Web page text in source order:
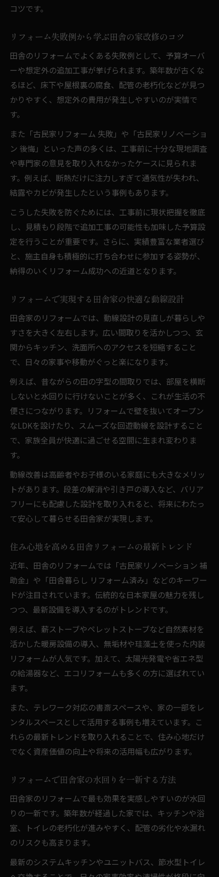
コツです。
リフォーム失敗例から学ぶ田舎の家改修のコツ
田舎のリフォームでよくある失敗例として、予算オーバ
ーや想定外の追加工事が挙げられます。築年数が古くな
るほど、床下や屋根裏の腐食、配管の老朽化などが見つ
かりやすく、想定外の費用が発生しやすいのが実情で
す。
また「古民家リフォーム 失敗」や「古民家リノベーショ
ン 後悔」といった声の多くは、工事前に十分な現地調査
や専門家の意見を取り入れなかったケースに見られま
す。例えば、断熱だけに注力しすぎて通気性が失われ、
結露やカビが発生したという事例もあります。
こうした失敗を防ぐためには、工事前に現状把握を徹底
し、見積もり段階で追加工事の可能性も加味した予算設
定を行うことが重要です。さらに、実績豊富な業者選び
と、施主自身も積極的に打ち合わせに参加する姿勢が、
納得のいくリフォーム成功への近道となります。
リフォームで実現する田舎家の快適な動線設計
田舎家のリフォームでは、動線設計の見直しが暮らしや
すさを大きく左右します。広い間取りを活かしつつ、玄
関からキッチン、洗面所へのアクセスを短縮すること
で、日々の家事や移動がぐっと楽になります。
例えば、昔ながらの田の字型の間取りでは、部屋を横断
しないと水回りに行けないことが多く、これが生活の不
便さにつながります。リフォームで壁を抜いてオープン
なLDKを設けたり、スムーズな回遊動線を設計すること
で、家族全員が快適に過ごせる空間に生まれ変わりま
す。
動線改善は高齢者やお子様のいる家庭にも大きなメリッ
トがあります。段差の解消や引き戸の導入など、バリア
フリーにも配慮した設計を取り入れると、将来にわたっ
て安心して暮らせる田舎家が実現します。
住み心地を高める田舎リフォームの最新トレンド
近年、田舎のリフォームでは「古民家リノベーション 補
助金」や「田舎暮らし リフォーム済み」などのキーワー
ドが注目されています。伝統的な日本家屋の魅力を残し
つつ、最新設備を導入するのがトレンドです。
例えば、薪ストーブやペレットストーブなど自然素材を
活かした暖房設備の導入、無垢材や珪藻土を使った内装
リフォームが人気です。加えて、太陽光発電や省エネ型
の給湯器など、エコリフォームも多くの方に選ばれてい
ます。
また、テレワーク対応の書斎スペースや、家の一部をレ
ンタルスペースとして活用する事例も増えています。こ
れらの最新トレンドを取り入れることで、住み心地だけ
でなく資産価値の向上や将来の活用幅も広がります。
リフォームで田舎家の水回りを一新する方法
田舎家のリフォームで最も効果を実感しやすいのが水回
りの一新です。築年数が経過した家では、キッチンや浴
室、トイレの老朽化が進みやすく、配管の劣化や水漏れ
のリスクも高まります。
最新のシステムキッチンやユニットバス、節水型トイレ